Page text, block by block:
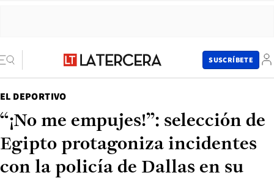
SUSCRÍBETE
EL DEPORTIVO
“¡No me empujes!”: selección de
Egipto protagoniza incidentes
con la policía de Dallas en su